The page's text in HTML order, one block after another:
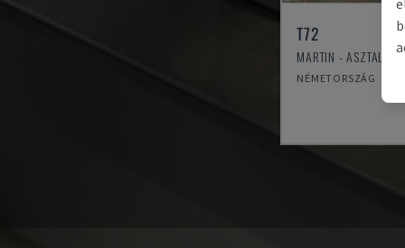
T72
MARTIN - ASZTALI
NÉMETORSZÁG